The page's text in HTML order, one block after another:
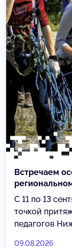
Встречаем
С 11 по 13
точкой
педагогов
09.08.2026